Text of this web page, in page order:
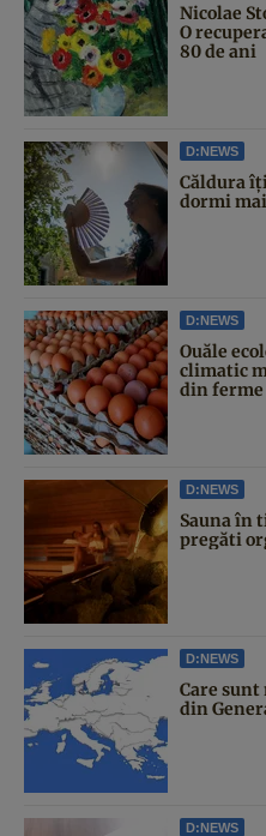
Nicolae
O
80 de ani
D:NEWS
Căldura
dormi
D:NEWS
Ouăle
climatic
din ferme
D:NEWS
Sauna în
pregăti
D:NEWS
Care
din
D:NEWS